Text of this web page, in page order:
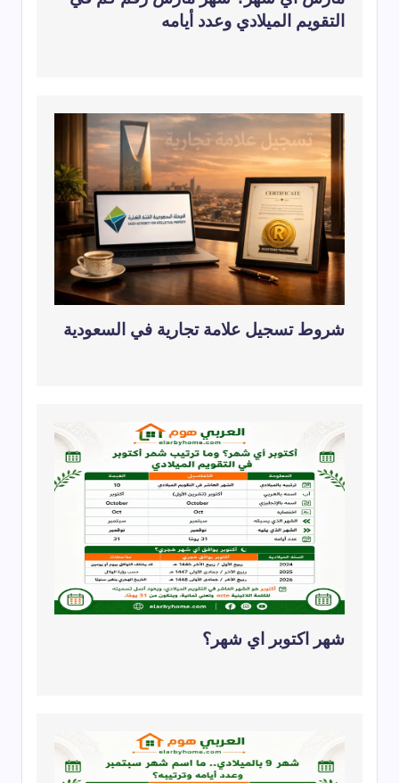
التقويم الميلادي وعدد أيامه
شروط تسجيل علامة تجارية في السعودية
شهر اكتوبر اي شهر؟